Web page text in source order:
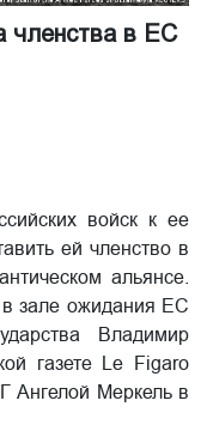
членства в ЕС
войск к ее
ей членство в
альянсе.
зале ожидания ЕС
Владимир
газете Le Figaro
Ангелой Меркель в